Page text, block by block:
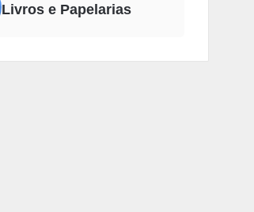
Livros e Papelarias